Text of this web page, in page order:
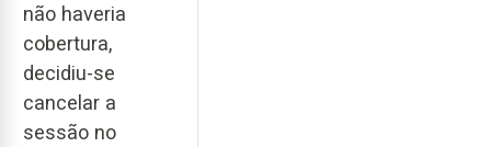
não haveria
cobertura,
decidiu-se
cancelar a
sessão no